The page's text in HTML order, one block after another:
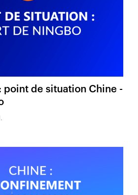
point de situation Chine -